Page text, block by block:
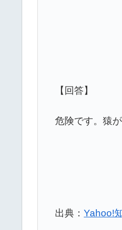
【回答】
危険です。猿
出典：Yahoo!